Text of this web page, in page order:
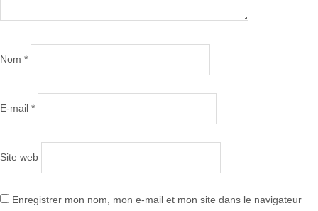
Nom *
E-mail *
Site web
Enregistrer mon nom, mon e-mail et mon site dans le navigateur